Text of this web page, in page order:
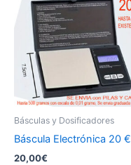
Básculas y Dosificadores
Báscula Electrónica 20 €
20,00€